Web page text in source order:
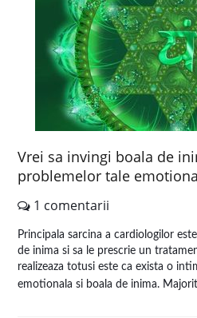
Vrei sa invingi boala de
problemelor tale
1 comentarii
Principala sarcina a cardiologilor
de inima si sa le prescrie un
realizeaza totusi este ca exista o
emotionala si boala de inima.